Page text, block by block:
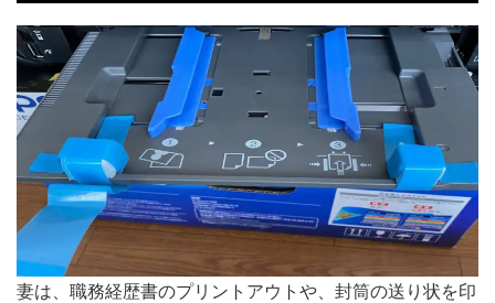
妻は、職務経歴書のプリントアウトや、封筒の送り状を印